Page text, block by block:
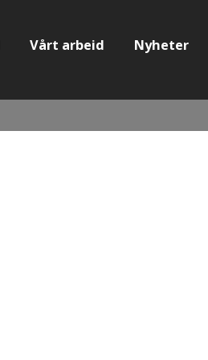
Vårt arbeid Nyheter